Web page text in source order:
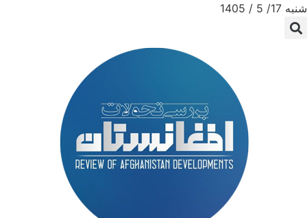
شنبه 17/ 5 / 1405